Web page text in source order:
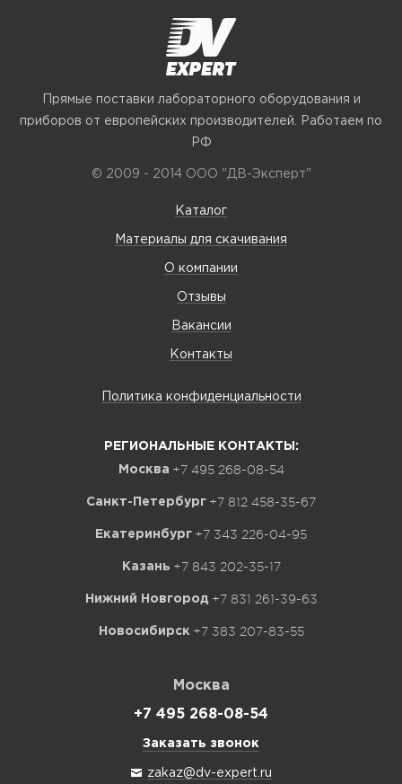
Прямые поставки лабораторного оборудования и
приборов от европейских производителей. Работаем по
РФ
© 2009 - 2014 ООО "ДВ-Эксперт"
Каталог
Материалы для скачивания
О компании
Отзывы
Вакансии
Контакты
Политика конфиденциальности
РЕГИОНАЛЬНЫЕ КОНТАКТЫ:
Москва +7 495 268-08-54
Санкт-Петербург +7 812 458-35-67
Екатеринбург +7 343 226-04-95
Казань +7 843 202-35-17
Нижний Новгород +7 831 261-39-63
Новосибирск +7 383 207-83-55
Москва
+7 495 268-08-54
Заказать звонок
zakaz@dv-expert.ru